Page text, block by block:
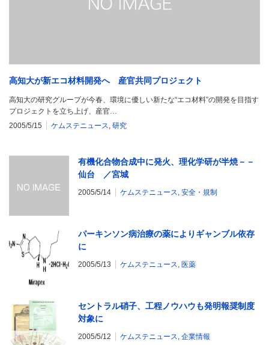
高知大が新エコ材料開発へ 産官共同プロジェクト
高知大の研究グループが今春、環境に優しい新たな“エコ材料”の開発を目指す
プロジェクトを立ち上げ、産官…
2005/5/15
ケムステニュース 研究
有機化合物合成中に発火、理化学研が半焼－－
仙台 ／宮城
2005/5/14 ケムステニュース 安全・規制
パーキンソン病治療の薬によりギャンブル依存
に
2005/5/13 ケムステニュース 医薬
セントラル硝子、工程ノウハウも発明報奨制度
対象に
2005/5/12 ケムステニュース 企業情報